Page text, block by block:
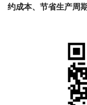
约成本、节省生产周